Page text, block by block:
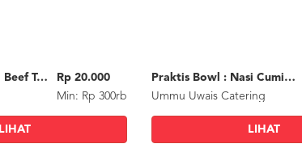
Paket Silver - Nasi Beef Teriyaki
Rp 20.000
Min: Rp 300rb
LIHAT
Praktis Bowl : Nasi Cumi Asin
Ummu Uwais Catering
LIHAT